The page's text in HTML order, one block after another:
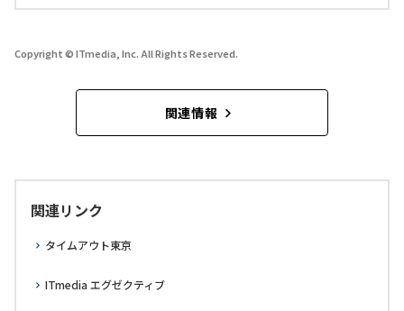
Copyright © ITmedia, Inc. All Rights Reserved.
関連情報
関連リンク
タイムアウト東京
ITmedia エグゼクティブ